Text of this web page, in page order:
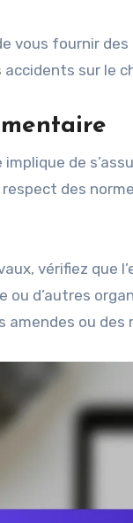
vous fournir
accidents sur le
de
respect des
vérifiez que
ou d’autres
amendes ou